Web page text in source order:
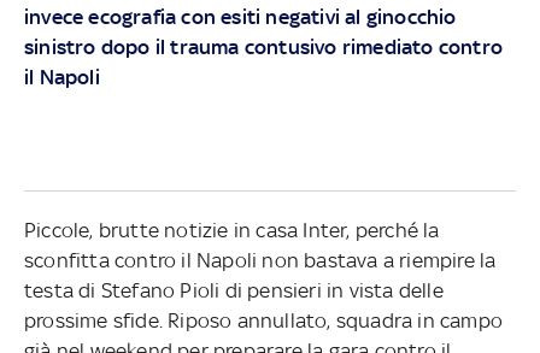
invece ecografia con esiti negativi al ginocchio
sinistro dopo il trauma contusivo rimediato contro
il Napoli
Piccole, brutte notizie in casa Inter, perché la
sconfitta contro il Napoli non bastava a riempire la
testa di Stefano Pioli di pensieri in vista delle
prossime sfide. Riposo annullato, squadra in campo